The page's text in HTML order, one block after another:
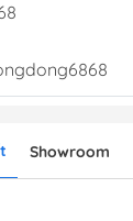
Showroom